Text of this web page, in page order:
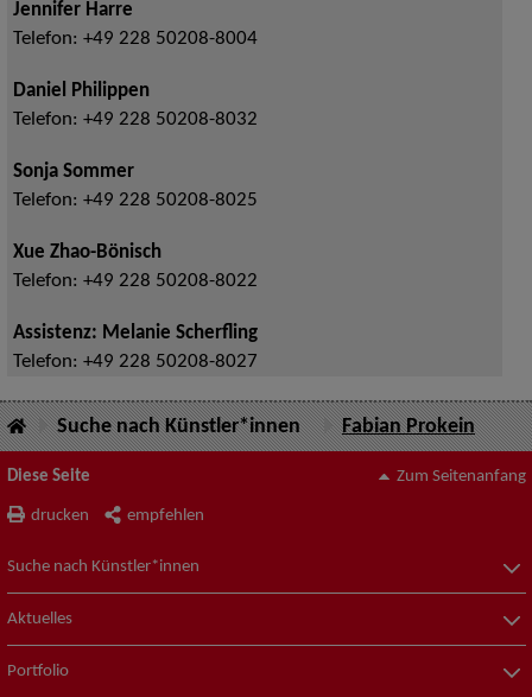
Jennifer Harre
Telefon: +49 228 50208-8004
Daniel Philippen
Telefon: +49 228 50208-8032
Sonja Sommer
Telefon: +49 228 50208-8025
Xue Zhao-Bönisch
Telefon: +49 228 50208-8022
Assistenz: Melanie Scherfling
Telefon: +49 228 50208-8027
Suche nach Künstler*innen Fabian Prokein
Diese Seite
drucken empfehlen
Zum Seitenanfang
Suche nach Künstler*innen
Aktuelles
Portfolio